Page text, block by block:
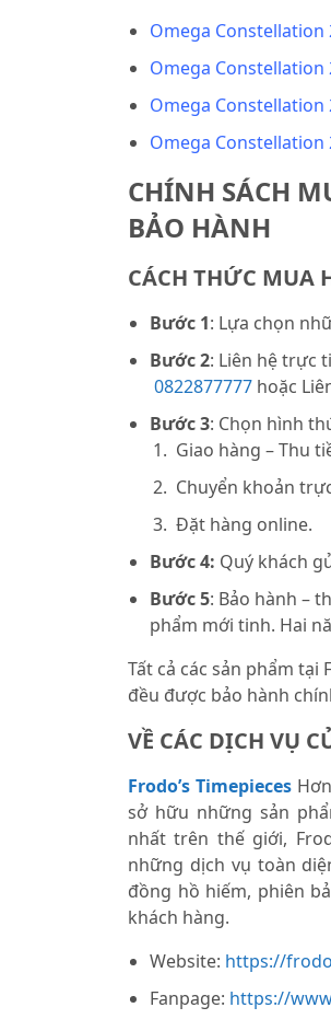
Omega Constellation
Omega Constellation
Omega Constellation
Omega Constellation
CHÍNH SÁCH
BẢO HÀNH
CÁCH THỨC MUA
Bước 1: Lựa chọn
Bước 2: Liên hệ trực
0822877777 hoặc
Bước 3: Chọn hình
Giao hàng – Thu
Chuyển khoản
Đặt hàng online.
Bước 4: Quý khách
Bước 5: Bảo hành –
phẩm mới tinh. Hai
Tất cả các sản phẩm tại
đều được bảo hành
VỀ CÁC DỊCH VỤ
Frodo’s Timepieces
sở hữu những sản
nhất trên thế giới,
những dịch vụ toàn
đồng hồ hiếm, phiên
khách hàng.
Website: https://
Fanpage: https://